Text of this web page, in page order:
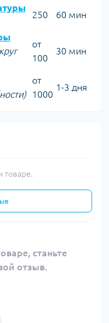
250 60 мин
от
100
30 мин
от
1000
1-3 дня
товаре.
станьте
отзыв.